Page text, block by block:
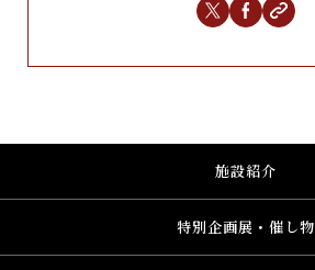
施設紹介
特別企画展・催し物